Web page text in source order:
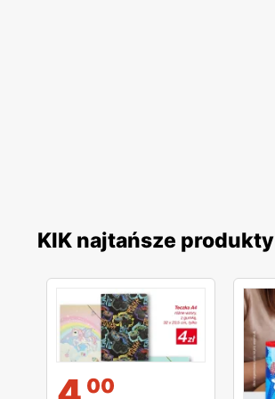
KIK najtańsze produkty
00